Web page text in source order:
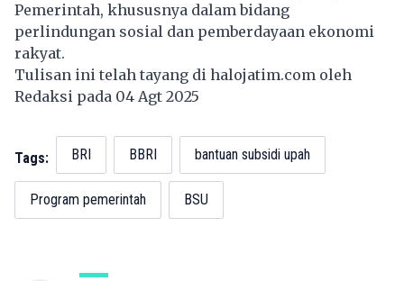
Pemerintah, khususnya dalam bidang
perlindungan sosial dan pemberdayaan ekonomi
rakyat.
Tulisan ini telah tayang di halojatim.com oleh
Redaksi pada 04 Agt 2025
Tags: BRI BBRI bantuan subsidi upah
Program pemerintah BSU